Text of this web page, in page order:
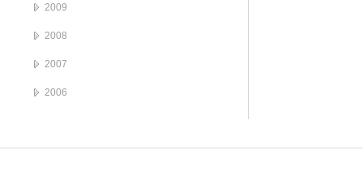
2009
2008
2007
2006